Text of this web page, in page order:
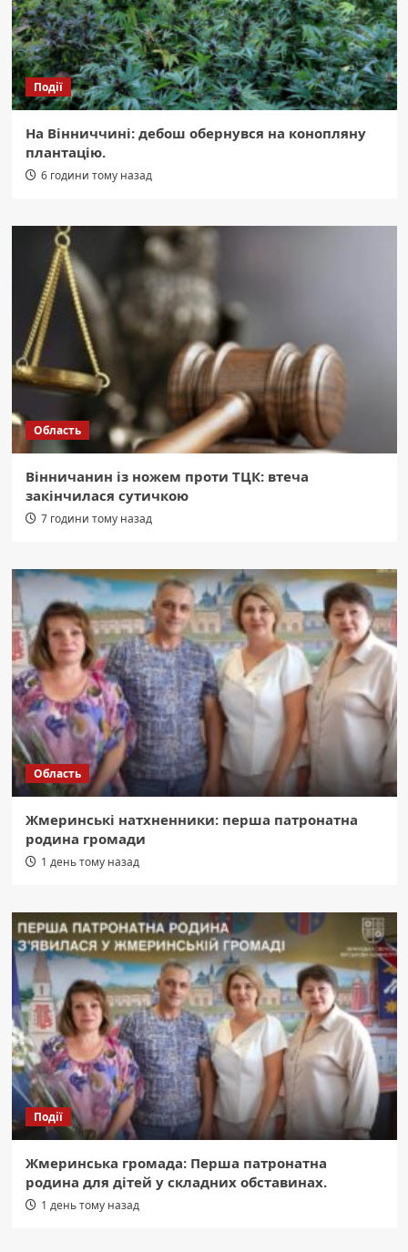
Події
На Вінниччині: дебош обернувся на конопляну
плантацію.
6 години тому назад
Область
Вінничанин із ножем проти ТЦК: втеча
закінчилася сутичкою
7 години тому назад
Область
Жмеринські натхненники: перша патронатна
родина громади
1 день тому назад
Події
Жмеринська громада: Перша патронатна
родина для дітей у складних обставинах.
1 день тому назад